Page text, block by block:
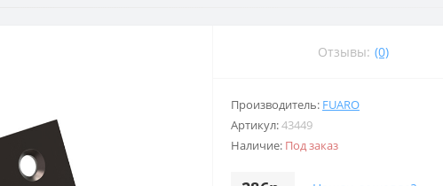
Отзывы: (0)
Производитель: FUARO
Артикул:43449
Наличие: Под заказ